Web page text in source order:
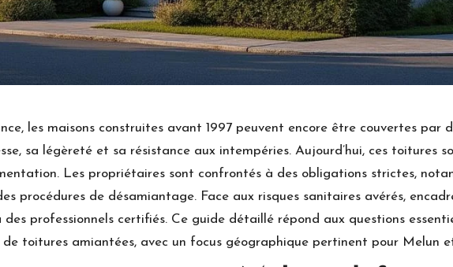
les maisons construites avant 1997 peuvent encore être couvertes
sa légèreté et sa résistance aux intempéries. Aujourd’hui, ces toitures
Les propriétaires sont confrontés à des obligations strictes,
procédures de désamiantage. Face aux risques sanitaires avérés,
professionnels certifiés. Ce guide détaillé répond aux questions
toitures amiantées, avec un focus géographique pertinent pour Melun